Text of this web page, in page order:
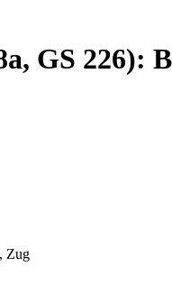
GS 226):
Zug